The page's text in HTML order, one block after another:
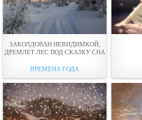
ЗАКОЛДОВАН НЕВИДИМКОЙ,
ДРЕМЛЕТ ЛЕС ПОД СКАЗКУ СНА
ВРЕМЕНА ГОДА